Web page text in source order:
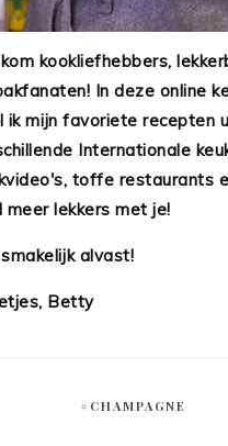
kookliefhebbers,
In deze online
ik mijn favoriete recepten
Internationale
toffe restaurants
meer lekkers met je!
alvast!
Betty
#CHAMPAGNE